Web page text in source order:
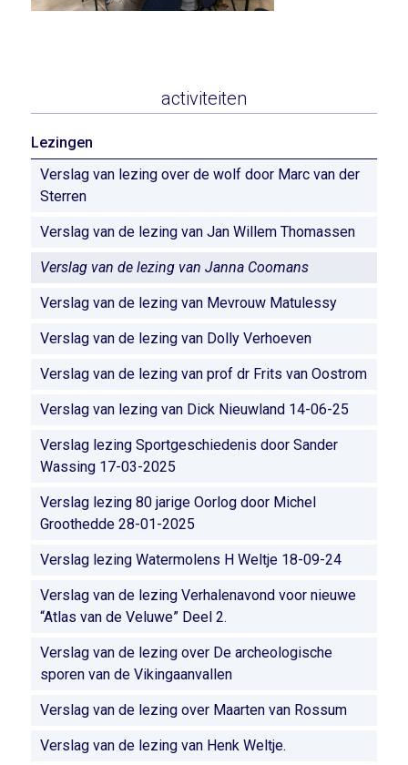
activiteiten
Lezingen
Verslag van lezing over de wolf door Marc van der
Sterren
Verslag van de lezing van Jan Willem Thomassen
Verslag van de lezing van Janna Coomans
Verslag van de lezing van Mevrouw Matulessy
Verslag van de lezing van Dolly Verhoeven
Verslag van de lezing van prof dr Frits van Oostrom
Verslag van lezing van Dick Nieuwland 14-06-25
Verslag lezing Sportgeschiedenis door Sander
Wassing 17-03-2025
Verslag lezing 80 jarige Oorlog door Michel
Groothedde 28-01-2025
Verslag lezing Watermolens H Weltje 18-09-24
Verslag van de lezing Verhalenavond voor nieuwe
“Atlas van de Veluwe” Deel 2.
Verslag van de lezing over De archeologische
sporen van de Vikingaanvallen
Verslag van de lezing over Maarten van Rossum
Verslag van de lezing van Henk Weltje.